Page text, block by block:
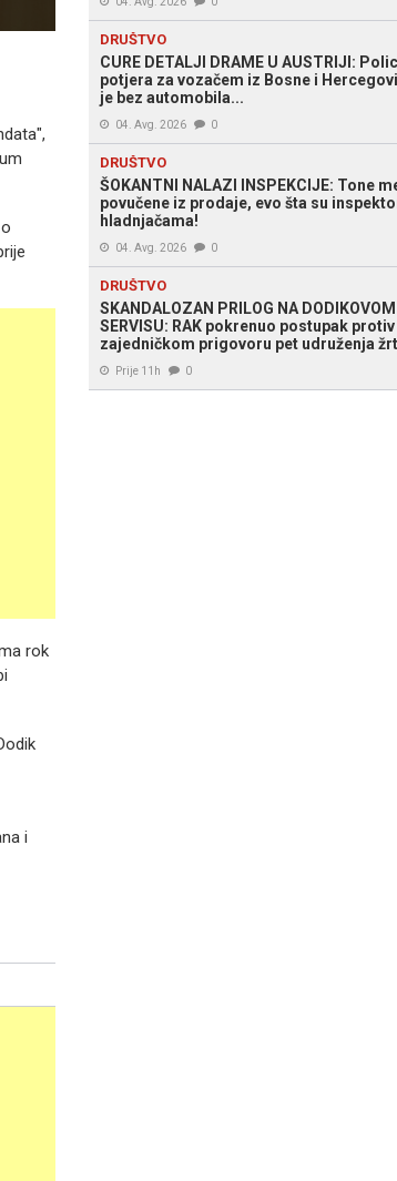
rok
i
DRUŠTVO
CURE DETALJI DRAME U AUSTRIJI:
potjera za vozačem iz Bosne i
je bez automobila...
04. Avg. 2026 0
DRUŠTVO
ŠOKANTNI NALAZI INSPEKCIJE: Tone
povučene iz prodaje, evo šta su
hladnjačama!
04. Avg. 2026 0
DRUŠTVO
SKANDALOZAN PRILOG NA
SERVISU: RAK pokrenuo postupak protiv
zajedničkom prigovoru pet udruženja
Prije 11h 0